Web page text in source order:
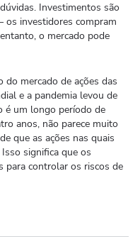
Investimentos são
os investidores compram
o mercado pode
do mercado de ações das
e a pandemia levou de
é um longo período de
anos, não parece muito
que as ações nas quais
significa que os
para controlar os riscos de